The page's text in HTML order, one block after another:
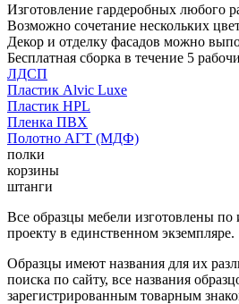
Изготовление гардеробных любого
Возможно сочетание нескольких
Декор и отделку фасадов можно
Бесплатная сборка в течение 5
ЛДСП
Пластик Alvic Luxe
Пластик HPL
Пленка ПВХ
Полотно АГТ (МДФ)
полки
корзины
штанги
Все образцы мебели изготовлены
проекту в единственном экземпляре.
Образцы имеют названия для их
поиска по сайту, все названия
зарегистрированным товарным